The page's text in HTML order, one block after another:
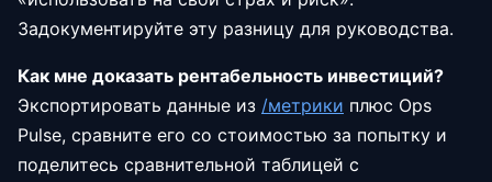
Задокументируйте эту разницу для руководства.
Как мне доказать рентабельность инвестиций?
Экспортировать данные из /метрики плюс Ops
Pulse, сравните его со стоимостью за попытку и
поделитесь сравнительной таблицей с